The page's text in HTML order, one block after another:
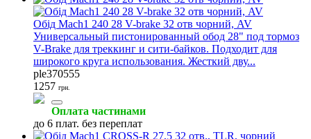
Обід Mach1 240 28 V-brake 32 отв чорний, AV
Универсальный пистонированный обод 28" под тормоз
V-Brake для треккинг и сити-байков. Подходит для
широкого круга использования. Жесткий дву...
ple370555
1257 грн.
Оплата частинами
до 6 плат. без переплат